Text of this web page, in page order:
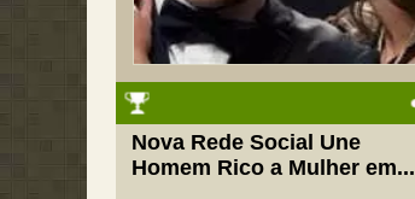
Nova Rede Social Une
Homem Rico a Mulher em...